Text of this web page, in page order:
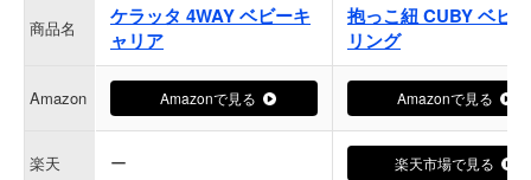
商品名
ケラッタ 4WAY ベビーキ
ャリア
抱っこ紐 CUBY ベビ
リング
Amazon Amazonで見る Amazonで見る
楽天 ー 楽天市場で見る